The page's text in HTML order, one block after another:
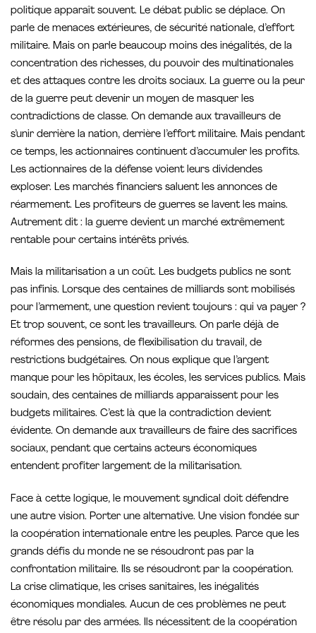
politique apparaît souvent. Le débat public se déplace. On
parle de menaces extérieures, de sécurité nationale, d’effort
militaire. Mais on parle beaucoup moins des inégalités, de la
concentration des richesses, du pouvoir des multinationales
et des attaques contre les droits sociaux. La guerre ou la peur
de la guerre peut devenir un moyen de masquer les
contradictions de classe. On demande aux travailleurs de
s’unir derrière la nation, derrière l’effort militaire. Mais pendant
ce temps, les actionnaires continuent d’accumuler les profits.
Les actionnaires de la défense voient leurs dividendes
exploser. Les marchés financiers saluent les annonces de
réarmement. Les profiteurs de guerres se lavent les mains.
Autrement dit : la guerre devient un marché extrêmement
rentable pour certains intérêts privés.
Mais la militarisation a un coût. Les budgets publics ne sont
pas infinis. Lorsque des centaines de milliards sont mobilisés
pour l’armement, une question revient toujours : qui va payer ?
Et trop souvent, ce sont les travailleurs. On parle déjà de
réformes des pensions, de flexibilisation du travail, de
restrictions budgétaires. On nous explique que l’argent
manque pour les hôpitaux, les écoles, les services publics. Mais
soudain, des centaines de milliards apparaissent pour les
budgets militaires. C’est là que la contradiction devient
évidente. On demande aux travailleurs de faire des sacrifices
sociaux, pendant que certains acteurs économiques
entendent profiter largement de la militarisation.
Face à cette logique, le mouvement syndical doit défendre
une autre vision. Porter une alternative. Une vision fondée sur
la coopération internationale entre les peuples. Parce que les
grands défis du monde ne se résoudront pas par la
confrontation militaire. Ils se résoudront par la coopération.
La crise climatique, les crises sanitaires, les inégalités
économiques mondiales. Aucun de ces problèmes ne peut
être résolu par des armées. Ils nécessitent de la coopération